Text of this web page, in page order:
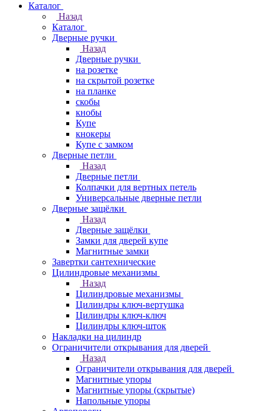
Каталог
Назад
Каталог
Дверные ручки
Назад
Дверные ручки
на розетке
на скрытой розетке
на планке
скобы
кнобы
Купе
кнокеры
Купе с замком
Дверные петли
Назад
Дверные петли
Колпачки для вертных петель
Универсальные дверные петли
Дверные защёлки
Назад
Дверные защёлки
Замки для дверей купе
Магнитные замки
Завертки сантехнические
Цилиндровые механизмы
Назад
Цилиндровые механизмы
Цилиндры ключ-вертушка
Цилиндры ключ-ключ
Цилиндры ключ-шток
Накладки на цилиндр
Ограничители открывания для дверей
Назад
Ограничители открывания для дверей
Магнитные упоры
Магнитные упоры (скрытые)
Напольные упоры